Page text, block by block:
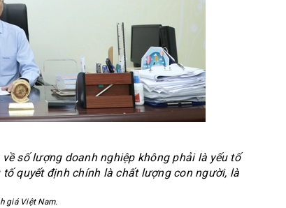
số lượng doanh nghiệp không phải là yếu tố
quyết định chính là chất lượng con người, là
giá Việt Nam.